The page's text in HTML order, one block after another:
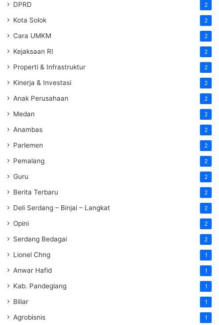
DPRD 2
Kota Solok 2
Cara UMKM 2
Kejaksaan RI 2
Properti & Infrastruktur 2
Kinerja & Investasi 2
Anak Perusahaan 2
Medan 2
Anambas 2
Parlemen 2
Pemalang 2
Guru 2
Berita Terbaru 2
Deli Serdang – Binjai – Langkat 2
Opini 2
Serdang Bedagai 2
Lionel Chng 1
Anwar Hafid 1
Kab. Pandeglang 1
Biliar 1
Agrobisnis 1